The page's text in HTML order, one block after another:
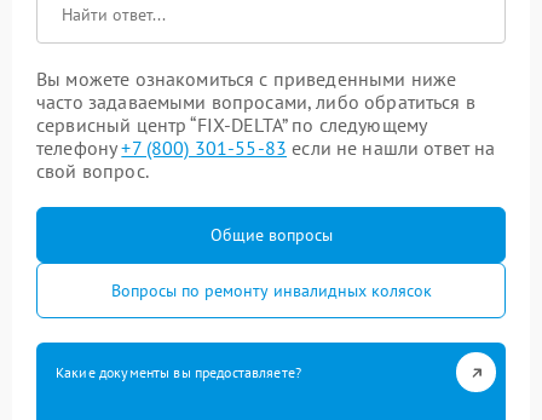
Вы можете ознакомиться с приведенными ниже
часто задаваемыми вопросами, либо обратиться в
сервисный центр “FIX-DELTA” по следующему
телефону+7 (800) 301-55-83 если не нашли ответ на
свой вопрос.
Общие вопросы
Вопросы по ремонту инвалидных колясок
Какие документы вы предоставляете?